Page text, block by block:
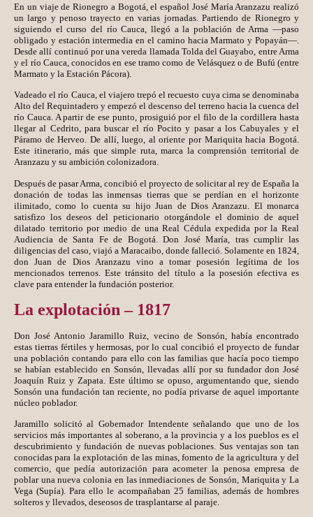
En un viaje de Rionegro a Bogotá, el español José María Aranzazu realizó
un largo y penoso trayecto en varias jornadas. Partiendo de Rionegro y
siguiendo el curso del río Cauca, llegó a la población de Arma —paso
obligado y estación intermedia en el camino hacia Marmato y Popayán—.
Desde allí continuó por una vereda llamada Tolda del Guayabo, entre Arma
y el río Cauca, conocidos en ese tramo como de Velásquez o de Bufú (entre
Marmato y la Estación Pácora).
Vadeado el río Cauca, el viajero trepó el recuesto cuya cima se denominaba
Alto del Requintadero y empezó el descenso del terreno hacia la cuenca del
río Cauca. A partir de ese punto, prosiguió por el filo de la cordillera hasta
llegar al Cedrito, para buscar el río Pocito y pasar a los Cabuyales y el
Páramo de Herveo. De allí, luego, al oriente por Mariquita hacia Bogotá.
Este itinerario, más que simple ruta, marca la comprensión territorial de
Aranzazu y su ambición colonizadora.
Después de pasar Arma, concibió el proyecto de solicitar al rey de España la
donación de todas las inmensas tierras que se perdían en el horizonte
ilimitado, como lo cuenta su hijo Juan de Dios Aranzazu. El monarca
satisfizo los deseos del peticionario otorgándole el dominio de aquel
dilatado territorio por medio de una Real Cédula expedida por la Real
Audiencia de Santa Fe de Bogotá. Don José María, tras cumplir las
diligencias del caso, viajó a Maracaibo, donde falleció. Solamente en 1824,
don Juan de Dios Aranzazu vino a tomar posesión legítima de los
mencionados terrenos. Este tránsito del título a la posesión efectiva es
clave para entender la fundación posterior.
La explotación – 1817
Don José Antonio Jaramillo Ruiz, vecino de Sonsón, había encontrado
estas tierras fértiles y hermosas, por lo cual concibió el proyecto de fundar
una población contando para ello con las familias que hacía poco tiempo
se habían establecido en Sonsón, llevadas allí por su fundador don José
Joaquín Ruiz y Zapata. Este último se opuso, argumentando que, siendo
Sonsón una fundación tan reciente, no podía privarse de aquel importante
núcleo poblador.
Jaramillo solicitó al Gobernador Intendente señalando que uno de los
servicios más importantes al soberano, a la provincia y a los pueblos es el
descubrimiento y fundación de nuevas poblaciones. Sus ventajas son tan
conocidas para la explotación de las minas, fomento de la agricultura y del
comercio, que pedía autorización para acometer la penosa empresa de
poblar una nueva colonia en las inmediaciones de Sonsón, Mariquita y La
Vega (Supía). Para ello le acompañaban 25 familias, además de hombres
solteros y llevados, deseosos de trasplantarse al paraje.